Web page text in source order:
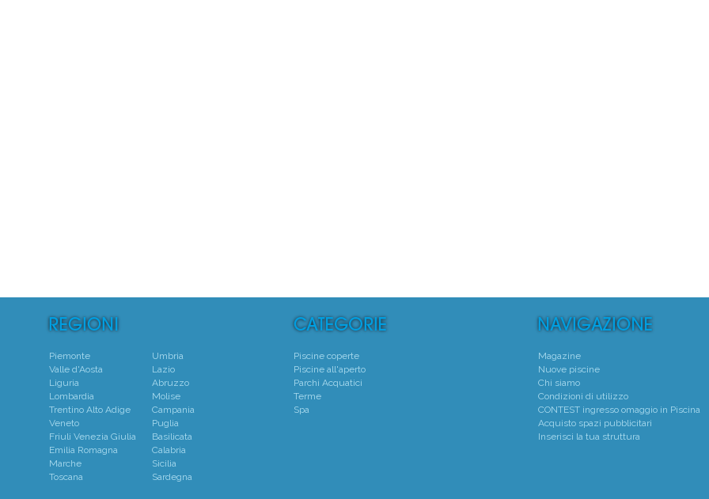
Piemonte
Valle d'Aosta
Liguria
Lombardia
Trentino Alto Adige
Veneto
Friuli Venezia Giulia
Emilia Romagna
Marche
Toscana
Umbria
Lazio
Abruzzo
Molise
Campania
Puglia
Basilicata
Calabria
Sicilia
Sardegna
Piscine coperte
Piscine all'aperto
Parchi Acquatici
Terme
Spa
Magazine
Nuove piscine
Chi siamo
Condizioni di utilizzo
CONTEST ingresso omaggio in Piscina
Acquisto spazi pubblicitari
Inserisci la tua struttura